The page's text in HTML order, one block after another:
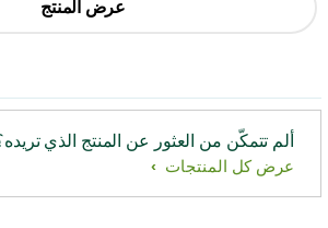
عرض المنتج
ألم تتمكّن من العثور عن المنتج الذي تريده؟
عرض كل المنتجات